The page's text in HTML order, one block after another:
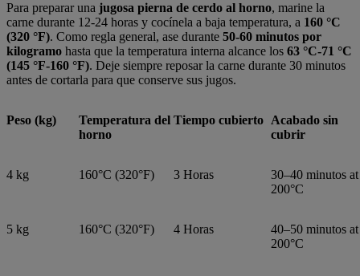
Para preparar una jugosa pierna de cerdo al horno, marine la
carne durante 12-24 horas y cocínela a baja temperatura, a 160 °C
(320 °F). Como regla general, ase durante 50-60 minutos por
kilogramo hasta que la temperatura interna alcance los 63 °C-71 °C
(145 °F-160 °F). Deje siempre reposar la carne durante 30 minutos
antes de cortarla para que conserve sus jugos.
Peso (kg)
Temperatura del
horno
Tiempo cubierto Acabado sin
cubrir
4 kg 160°C (320°F) 3 Horas
30–40 minutos at
200°C
5 kg 160°C (320°F) 4 Horas
40–50 minutos at
200°C